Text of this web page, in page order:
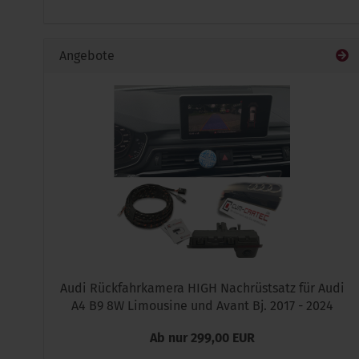
Angebote
Audi Rückfahrkamera HIGH Nachrüstsatz für Audi
A4 B9 8W Limousine und Avant Bj. 2017 - 2024
Ab nur 299,00 EUR